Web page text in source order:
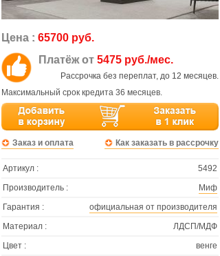
Цена : 65700 руб.
Платёж от 5475 руб./мес.
Рассрочка без переплат, до 12 месяцев.
Максимальный срок кредита 36 месяцев.
Заказ и оплата Как заказать в рассрочку
Артикул :
5492
Производитель :
Миф
Гарантия :
официальная от производителя
Материал :
ЛДСП/МДФ
Цвет :
венге